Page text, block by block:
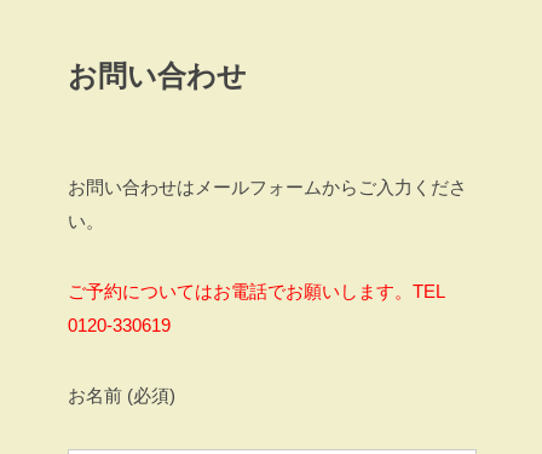
お問い合わせ
お問い合わせはメールフォームからご入力くださ
い。
ご予約についてはお電話でお願いします。TEL
0120-330619
お名前 (必須)